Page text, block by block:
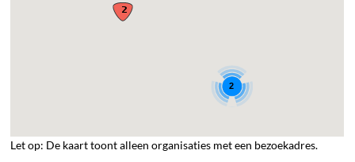
2
Let op: De kaart toont alleen organisaties met een bezoekadres.